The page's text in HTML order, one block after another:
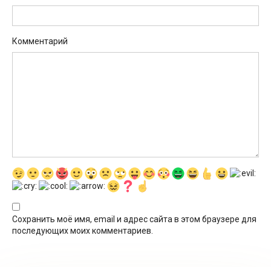
Комментарий
Сохранить моё имя, email и адрес сайта в этом браузере для
последующих моих комментариев.